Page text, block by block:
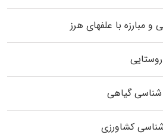
مبارزه با علفهای هرز
شناسی گیاهی
کشاورزی